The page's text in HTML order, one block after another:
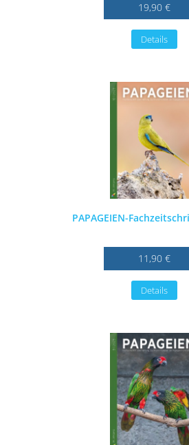
19,90 €
Details
PAPAGEIEN-
11,90 €
Details